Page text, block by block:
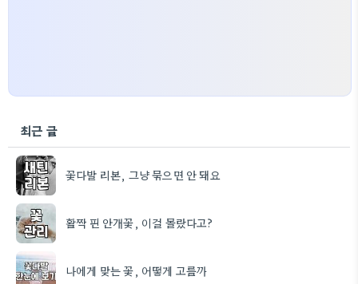
최근 글
꽃다발 리본, 그냥 묶으면 안 돼요
활짝 핀 안개꽃, 이걸 몰랐다고?
나에게 맞는 꽃, 어떻게 고를까